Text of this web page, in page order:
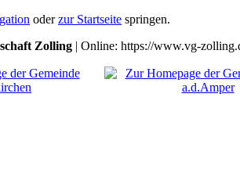
oderzur Startseite springen.
Zolling | Online: https://www.vg-